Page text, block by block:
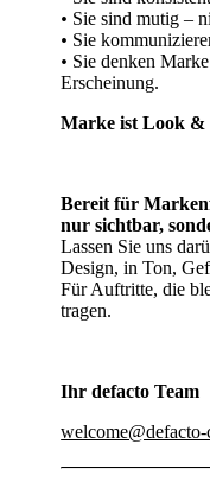
• Sie sind mutig –
• Sie
• Sie denken
Erscheinung.
Marke ist Look &
Bereit für
nur sichtbar,
Lassen Sie uns
Design, in Ton,
Für Auftritte, die
tragen.
Ihr defacto Team
welcome@defacto-